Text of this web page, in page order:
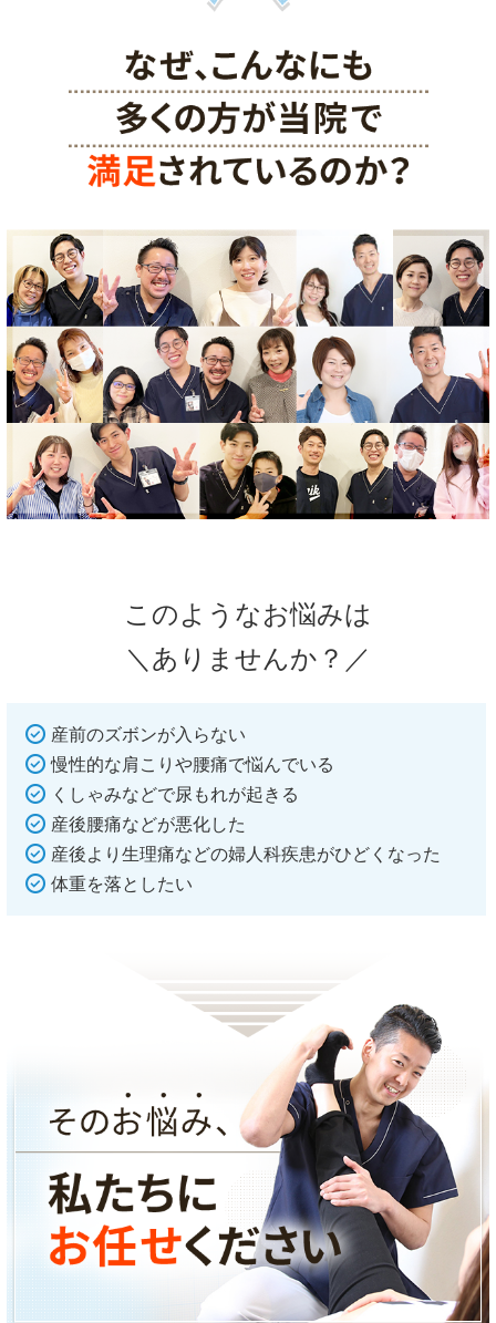
このようなお悩みは
＼ありませんか？／
産前のズボンが入らない
慢性的な肩こりや腰痛で悩んでいる
くしゃみなどで尿もれが起きる
産後腰痛などが悪化した
産後より生理痛などの婦人科疾患がひどくなった
体重を落としたい